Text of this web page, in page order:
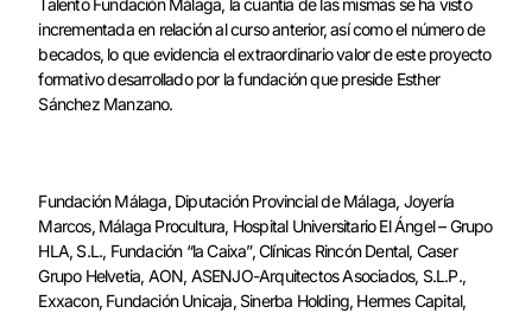
Talento Fundación Málaga, la cuantía de las mismas se ha visto
incrementada en relación al curso anterior, así como el número de
becados, lo que evidencia el extraordinario valor de este proyecto
formativo desarrollado por la fundación que preside Esther
Sánchez Manzano.
Fundación Málaga, Diputación Provincial de Málaga, Joyería
Marcos, Málaga Procultura, Hospital Universitario El Ángel – Grupo
HLA, S.L., Fundación “la Caixa”, Clínicas Rincón Dental, Caser
Grupo Helvetia, AON, ASENJO-Arquitectos Asociados, S.L.P.,
Exxacon, Fundación Unicaja, Sinerba Holding, Hermes Capital,